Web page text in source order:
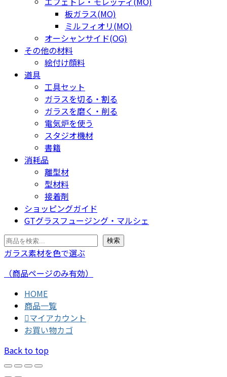
板ガラス(MO)
ミルフィオリ(MO)
オーシャンサイド(OG)
その他の材料
絵付け顔料
道具
工具セット
ガラスを切る・割る
ガラスを磨く・削る
電気炉を使う
スタジオ機材
書籍
消耗品
離型材
型材料
接着剤
ショッピングガイド
GTグラスフュージング・マルシェ
検索
検索
ガラス素材を色で選ぶ
（商品ページのみ有効）
HOME
商品一覧
マイアカウント
お買い物カゴ
Back to top